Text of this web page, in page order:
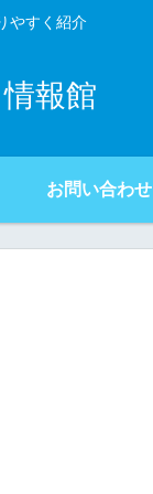
やすく紹介
報館
お問い合わせ